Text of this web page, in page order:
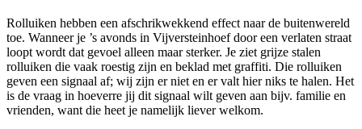
Rolluiken hebben een afschrikwekkend effect naar de buitenwereld
toe. Wanneer je ’s avonds in Vijversteinhoef door een verlaten straat
loopt wordt dat gevoel alleen maar sterker. Je ziet grijze stalen
rolluiken die vaak roestig zijn en beklad met graffiti. Die rolluiken
geven een signaal af; wij zijn er niet en er valt hier niks te halen. Het
is de vraag in hoeverre jij dit signaal wilt geven aan bijv. familie en
vrienden, want die heet je namelijk liever welkom.